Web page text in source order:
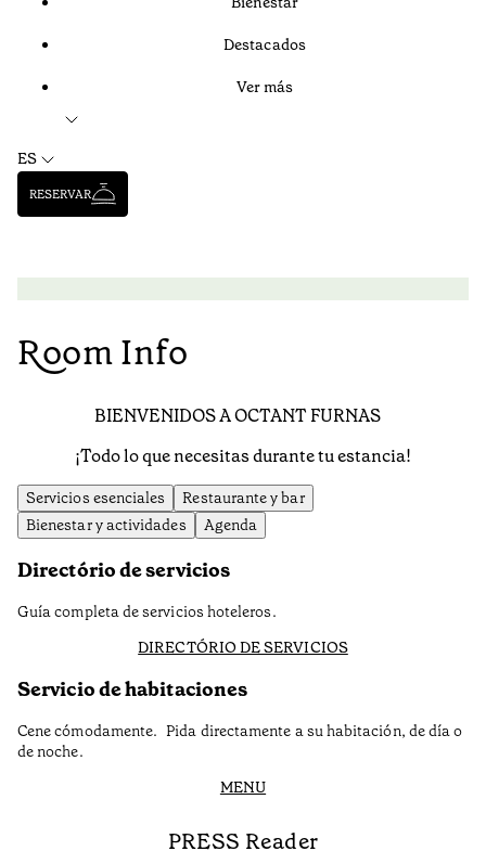
Destacados
Ver más
ES
RESERVAR
Room Info
BIENVENIDOS A OCTANT FURNAS
¡Todo lo que necesitas durante tu estancia!
Servicios esenciales
Restaurante y bar
Bienestar y actividades
Agenda
Directório de servicios
Guía completa de servicios hoteleros.
DIRECTÓRIO DE SERVICIOS
Servicio de habitaciones
Cene cómodamente. Pida directamente a su habitación, de día o
de noche.
MENU
PRESS Reader